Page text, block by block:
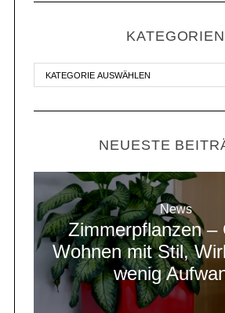
KATEGORIEN
NEUESTE
News
Zimmerpflanzen –
Wohnen mit Stil,
wenig